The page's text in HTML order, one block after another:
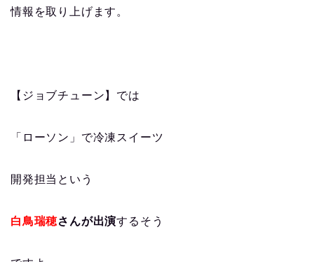
情報を取り上げます。
【ジョブチューン】では
「ローソン」で冷凍スイーツ
開発担当という
白鳥瑞穂さんが出演するそう